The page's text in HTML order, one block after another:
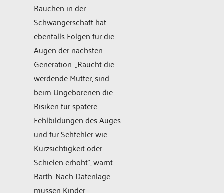
Rauchen in der
Schwangerschaft hat
ebenfalls Folgen für die
Augen der nächsten
Generation. „Raucht die
werdende Mutter, sind
beim Ungeborenen die
Risiken für spätere
Fehlbildungen des Auges
und für Sehfehler wie
Kurzsichtigkeit oder
Schielen erhöht“, warnt
Barth. Nach Datenlage
müssen Kinder